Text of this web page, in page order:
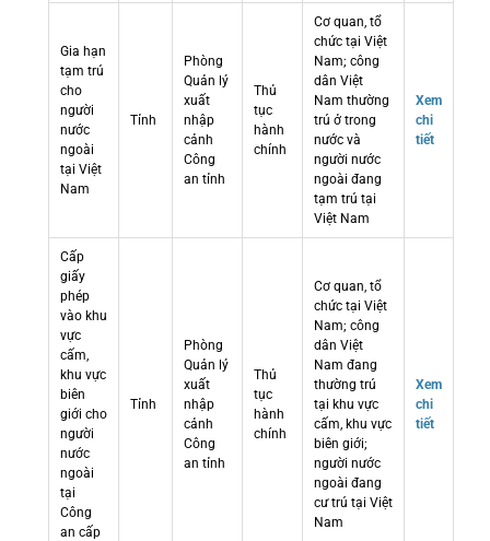
Gia hạn
tạm trú
cho
người
nước
ngoài
tại Việt
Nam
Tỉnh
Phòng
Quản lý
xuất
nhập
cảnh
Công
an tỉnh
Thủ
tục
hành
chính
Cơ quan, tổ
chức tại Việt
Nam; công
dân Việt
Nam thường
trú ở trong
nước và
người nước
ngoài đang
tạm trú tại
Việt Nam
Xem
chi
tiết
Cấp
giấy
phép
vào khu
vực
cấm,
khu vực
biên
giới cho
người
nước
ngoài
tại
Công
an cấp
Tỉnh
Phòng
Quản lý
xuất
nhập
cảnh
Công
an tỉnh
Thủ
tục
hành
chính
Cơ quan, tổ
chức tại Việt
Nam; công
dân Việt
Nam đang
thường trú
tại khu vực
cấm, khu vực
biên giới;
người nước
ngoài đang
cư trú tại Việt
Nam
Xem
chi
tiết